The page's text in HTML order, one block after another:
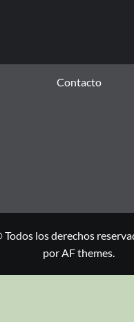
Contacto
los derechos
por AF themes.